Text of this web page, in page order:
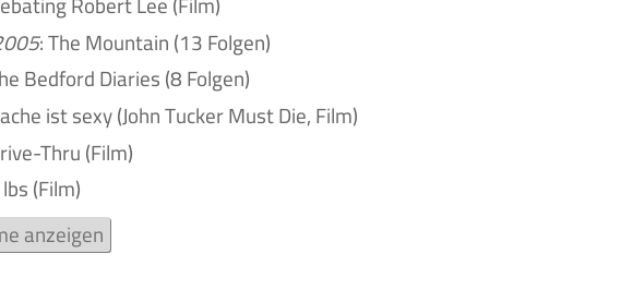
: The Mountain (13 Folgen)
Bedford Diaries (8 Folgen)
ist sexy (John Tucker Must Die, Film)
Thru (Film)
(Film)
anzeigen